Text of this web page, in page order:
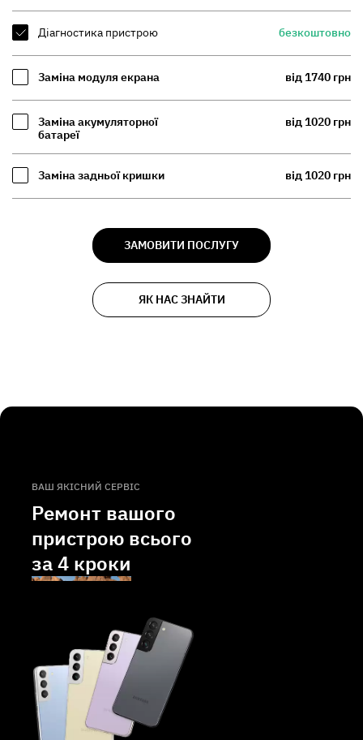
Діагностика пристрою безкоштовно
Заміна модуля екрана від 1740 грн
Заміна акумуляторної
батареї
від 1020 грн
Заміна задньої кришки від 1020 грн
ЗАМОВИТИ ПОСЛУГУ
ЯК НАС ЗНАЙТИ
ВАШ ЯКІСНИЙ СЕРВІС
Ремонт вашого
пристрою всього
за4 кроки